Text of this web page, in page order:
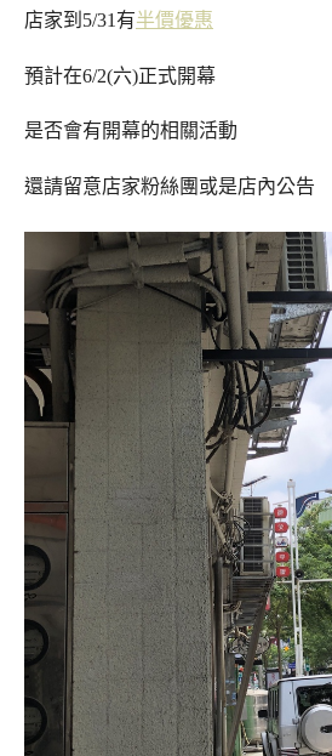
店家到5/31有半價優惠
預計在6/2(六)正式開幕
是否會有開幕的相關活動
還請留意店家粉絲團或是店內公告